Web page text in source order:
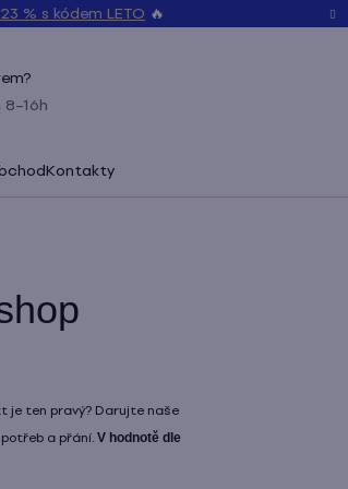
% s kódem LETO 🔥
8–16h
Kontakty
je ten pravý? Darujte naše
a přání. V hodnotě dle